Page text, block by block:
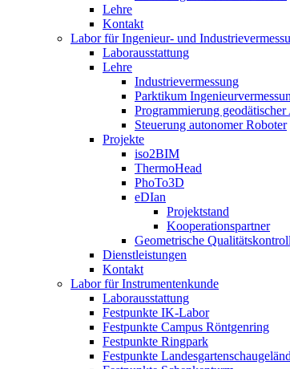
Lehre
Kontakt
Labor für Ingenieur- und
Laborausstattung
Lehre
Industrievermessung
Parktikum
Programmierung
Steuerung autonomer Roboter
Projekte
iso2BIM
ThermoHead
PhoTo3D
eDIan
Projektstand
Kooperationspartner
Geometrische
Dienstleistungen
Kontakt
Labor für Instrumentenkunde
Laborausstattung
Festpunkte IK-Labor
Festpunkte Campus Röntgenring
Festpunkte Ringpark
Festpunkte